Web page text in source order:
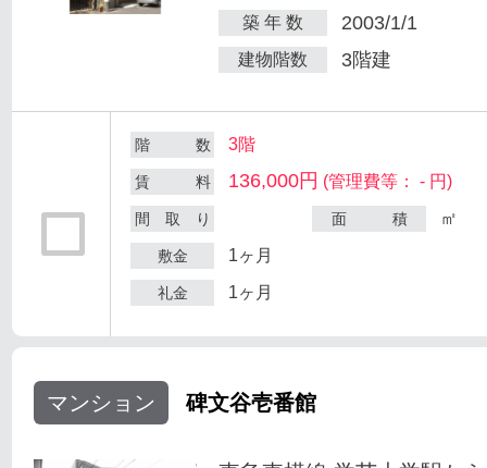
築 年 数 2003/1/1
建物階数 3階建
階 数 3階
賃 料 136,000円 (管理費等： - 円)
間 取 り 面 積 ㎡
敷金 1ヶ月
礼金 1ヶ月
マンション 碑文谷壱番館